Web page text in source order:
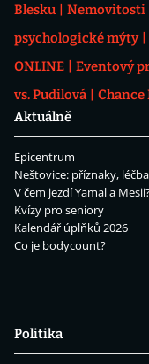
Blesku
Nemovitosti
psychologické mýty
ONLINE
Eventový
vs. Pudilová
Chance
Aktuálně
Epicentrum
Neštovice: příznaky, léčba
V čem jezdí Yamal a
Kvízy pro seniory
Kalendář úplňků 2026
Co je bodycount?
Politika